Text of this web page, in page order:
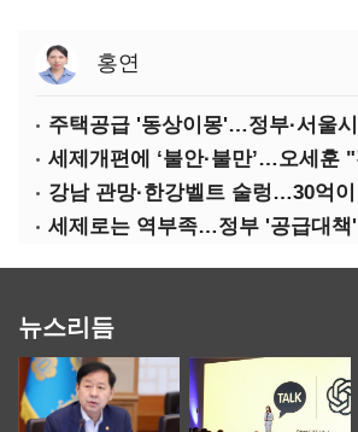
홍연
세제로는 역부족…정부 '공급대책
뉴스리듬